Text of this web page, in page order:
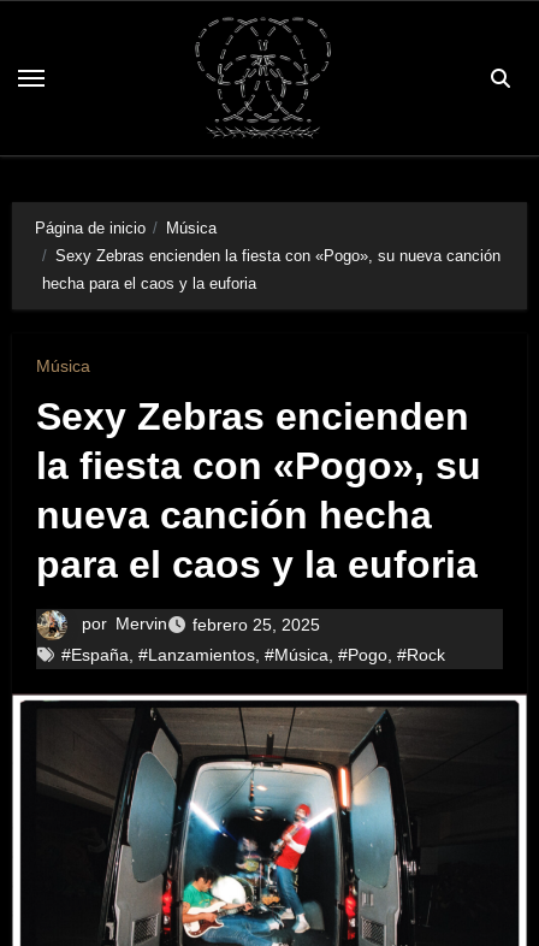
contenido
Página de inicio
Música
Sexy Zebras encienden la fiesta con «Pogo», su nueva canción
hecha para el caos y la euforia
Música
Sexy Zebras encienden
la fiesta con «Pogo», su
nueva canción hecha
para el caos y la euforia
por Mervin
febrero 25, 2025
#España, #Lanzamientos, #Música, #Pogo, #Rock